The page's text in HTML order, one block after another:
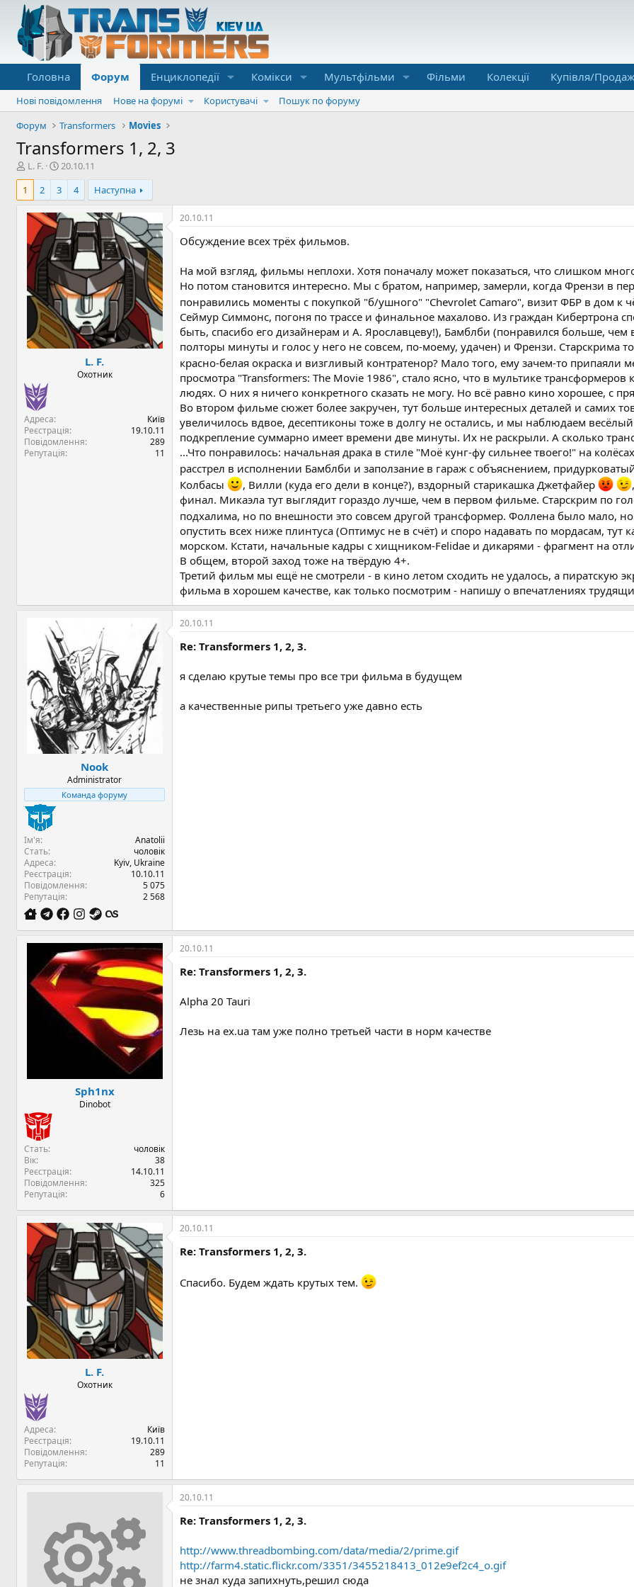
Головна Форум Енциклопедії Комікси Мультфільми Фільми Колекції Купівля/
Нові повідомлення Нове на форумі Користувачі
Пошук по форуму
Форум
Transformers Movies
Transformers 1, 2, 3
А
в
о
р
е
м
и
L. F.
Д
а
т
а
с
в
о
р
е
н
н
я
20.10.11
1
2 3 4 Наступна
L. F.
Охотник
Адреса
Київ
Реєстрація
19.10.11
Повідомлення
289
Репутація
11
20.10.11
Обсуждение всех трёх фильмов.
На мой взгляд, фильмы неплохи. Хотя поначалу может показаться, что слишком
Но потом становится интересно. Мы с братом, например, замерли, когда Френзи в
понравились моменты с покупкой "б/ушного" "Chevrolet Camaro", визит ФБР в дом к
Сеймур Симмонс, погоня по трассе и финальное махалово. Из граждан Кибертрона
быть, спасибо его дизайнерам и А. Ярославцеву!), Бамблби (понравился больше,
полторы минуты и голос у него не совсем, по-моему, удачен) и Френзи. Старскрима
красно-белая окраска и визгливый контратенор? Мало того, ему зачем-то
просмотра "Transformers: The Movie 1986", стало ясно, что в мультике
людях. О них я ничего конкретного сказать не могу. Но всё равно кино хорошее, с
Во втором фильме сюжет более закручен, тут больше интересных деталей и самих
увеличилось вдвое, десептиконы тоже в долгу не остались, и мы наблюдаем
подкрепление суммарно имеет времени две минуты. Их не раскрыли. А сколько
...Что понравилось: начальная драка в стиле "Моё кунг-фу сильнее твоего!" на
расстрел в исполнении Бамблби и заползание в гараж с объяснением,
Колбасы
, Вилли (куда его дели в конце?), вздорный старикашка Джетфайер
финал. Микаэла тут выглядит гораздо лучше, чем в первом фильме. Старскрим по
подхалима, но по внешности это совсем другой трансформер. Фоллена было мало, но
опустить всех ниже плинтуса (Оптимус не в счёт) и споро надавать по мордасам, тут
морском. Кстати, начальные кадры с хищником-Felidae и дикарями - фрагмент на
В общем, второй заход тоже на твёрдую 4+.
Третий фильм мы ещё не смотрели - в кино летом сходить не удалось, а пиратскую
фильма в хорошем качестве, как только посмотрим - напишу о впечатлениях
Nook
Administrator
Команда форуму
Ім'я
Anatolii
Стать
чоловік
Адреса
Kyiv, Ukraine
Реєстрація
10.10.11
Повідомлення
5 075
Репутація
2 568
20.10.11
Re: Transformers 1, 2, 3.
я сделаю крутые темы про все три фильма в будущем
а качественные рипы третьего уже давно есть
Sph1nx
Dinobot
Стать
чоловік
Вік
38
Реєстрація
14.10.11
Повідомлення
325
Репутація
6
20.10.11
Re: Transformers 1, 2, 3.
Alpha 20 Tauri
Лезь на ex.ua там уже полно третьей части в норм качестве
L. F.
Охотник
Адреса
Київ
Реєстрація
19.10.11
Повідомлення
289
Репутація
11
20.10.11
Re: Transformers 1, 2, 3.
Спасибо. Будем ждать крутых тем.
20.10.11
Re: Transformers 1, 2, 3.
http://www.threadbombing.com/data/media/2/prime.gif
http://farm4.static.flickr.com/3351/3455218413_012e9ef2c4_o.gif
не знал куда запихнуть,решил сюда